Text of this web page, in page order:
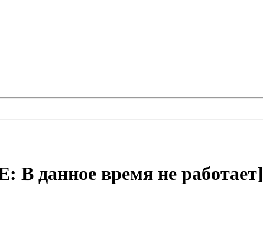
В данное время не работает]